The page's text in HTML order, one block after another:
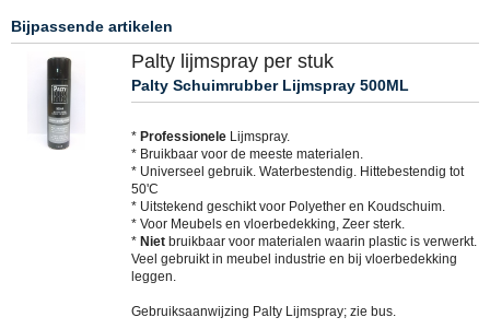
Bijpassende artikelen
Palty lijmspray per stuk
Palty Schuimrubber Lijmspray 500ML
* Professionele Lijmspray.
* Bruikbaar voor de meeste materialen.
* Universeel gebruik. Waterbestendig. Hittebestendig tot
50'C
* Uitstekend geschikt voor Polyether en Koudschuim.
* Voor Meubels en vloerbedekking, Zeer sterk.
* Niet bruikbaar voor materialen waarin plastic is verwerkt.
Veel gebruikt in meubel industrie en bij vloerbedekking
leggen.
Gebruiksaanwijzing Palty Lijmspray; zie bus.